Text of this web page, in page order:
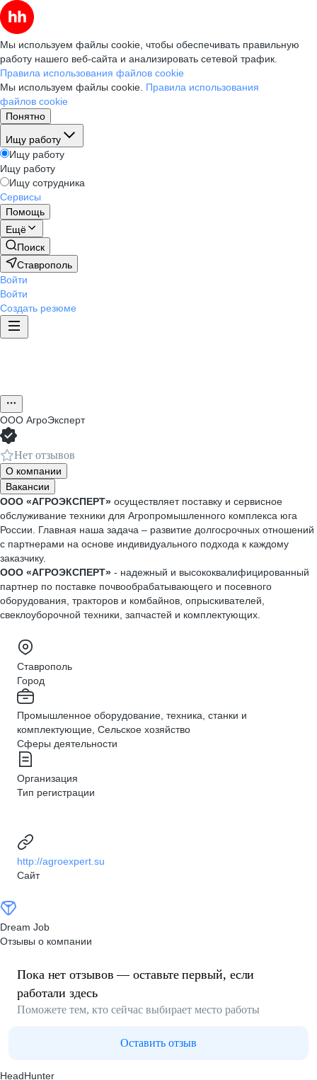
Мы используем файлы cookie, чтобы обеспечивать правильную
работу нашего веб-сайта и анализировать сетевой трафик.
Правила использования файлов cookie
Мы используем файлы cookie. Правила использования
файлов cookie
Понятно
Ищу работу
Ищу работу
Ищу работу
Ищу сотрудника
Сервисы
Помощь
Ещё
Поиск
Ставрополь
Войти
Войти
Создать резюме
ООО АгроЭксперт
Нет отзывов
О компании
Вакансии
ООО «АГРОЭКСПЕРТ» осуществляет поставку и сервисное
обслуживание техники для Агропромышленного комплекса юга
России. Главная наша задача – развитие долгосрочных отношений
с партнерами на основе индивидуального подхода к каждому
заказчику.
ООО «АГРОЭКСПЕРТ» - надежный и высококвалифицированный
партнер по поставке почвообрабатывающего и посевного
оборудования, тракторов и комбайнов, опрыскивателей,
свеклоуборочной техники, запчастей и комплектующих.
Ставрополь
Город
Промышленное оборудование, техника, станки и
комплектующие, Сельское хозяйство
Сферы деятельности
Организация
Тип регистрации
http://agroexpert.su
Сайт
Dream Job
Отзывы о компании
Пока нет отзывов — оставьте первый, если
работали здесь
Поможете тем, кто сейчас выбирает место работы
Оставить отзыв
HeadHunter